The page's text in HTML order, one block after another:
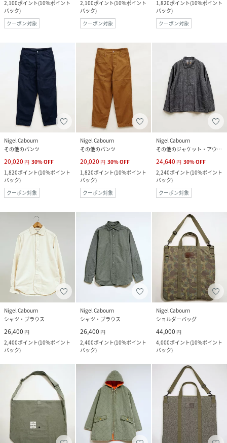
2,100ポイント(10%ポイント
バック)
クーポン対象
2,100ポイント(10%ポイント
バック)
クーポン対象
1,820ポイント(10%ポイント
バック)
クーポン対象
Nigel Cabourn
その他のパンツ
20,020 円 30%OFF
1,820ポイント(10%ポイント
バック)
クーポン対象
Nigel Cabourn
その他のパンツ
20,020 円 30%OFF
1,820ポイント(10%ポイント
バック)
クーポン対象
Nigel Cabourn
その他のジャケット・アウター
24,640 円 30%OFF
2,240ポイント(10%ポイント
バック)
クーポン対象
Nigel Cabourn
シャツ・ブラウス
26,400 円
2,400ポイント(10%ポイント
バック)
Nigel Cabourn
シャツ・ブラウス
26,400 円
2,400ポイント(10%ポイント
バック)
Nigel Cabourn
ショルダーバッグ
44,000 円
4,000ポイント(10%ポイント
バック)